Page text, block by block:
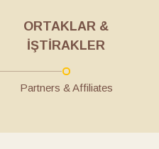
ORTAKLAR &
İŞTIRAKLER
Partners & Affiliates